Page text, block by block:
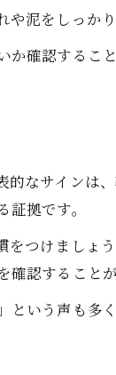
しやすい靴
タン靴底の
単になる工夫と
加水分解時に使
靴底修理する際
失敗しないた
レタン靴底の
泥をしっか
確認する
なサイン
拠です。
つけまし
認することが
いう声も